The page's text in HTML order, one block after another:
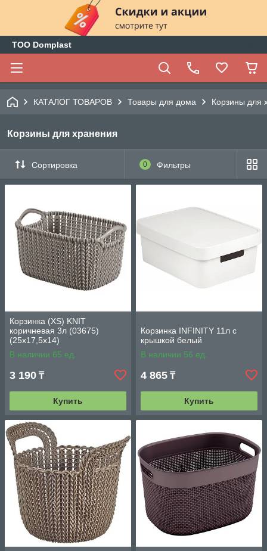
ТОО Domplast
КАТАЛОГ ТОВАРОВ Товары для дома Корзины для
Корзины для хранения
Сортировка 0 Фильтры
Корзинка (XS) KNIT
коричневая 3л (03675)
(25х17,5х14)
В наличии 65 ед.
3 190 ₸
Купить
Корзинка INFINITY 11л с
крышкой белый
В наличии 56 ед.
4 865 ₸
Купить